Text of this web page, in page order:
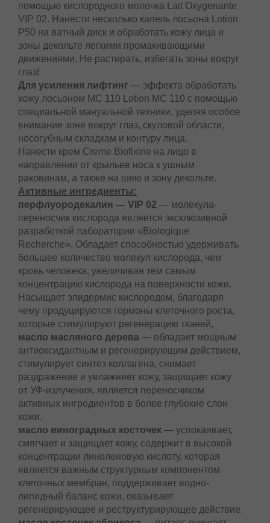
помощью кислородного молочка Lait Oxygеnante
VIP 02. Нанести несколько капель лосьона Lotion
Р50 на ватный диск и обработать кожу лица и
зоны декольте легкими промакивающими
движениями. Не растирать, избегать зоны вокруг
глаз!
Для усиления лифтинг — эффекта обработать
кожу лосьоном MC 110 Lotion MC 110 с помощью
специальной мануальной техники, уделяя особое
внимание зоне вокруг глаз, скуловой области,
носогубным складкам и контуру лица.
Нанести крем Crеme Biofixine на лицо в
направлении от крыльев носа к ушным
раковинам, а также на шею и зону декольте.
Активные ингредиенты:
перфлуородекалин — VIP 02 — молекула-
переносчик кислорода является эксклюзивной
разработкой лаборатории «Biologique
Recherche». Обладает способностью удерживать
большее количество молекул кислорода, чем
кровь человека, увеличивая тем самым
концентрацию кислорода на поверхности кожи.
Насыщает эпидермис кислородом, благодаря
чему продуцируются гормоны клеточного роста,
которые стимулируют регенерацию тканей,
масло масляного дерева — обладает мощным
антиоксидантным и регенерирующим действием,
стимулирует синтез коллагена, снимает
раздражение и увлажняет кожу, защищает кожу
от УФ-излучения, является переносчиком
активных ингредиентов в более глубокие слои
кожи.
масло виноградных косточек — успокаивает,
смягчает и защищает кожу, содержит в высокой
концентрации линоленовую кислоту, которая
является важным структурным компонентом
клеточных мембран, поддерживает водно-
липидный баланс кожи, оказывает
регенерирующее и реструктурирующее действие.